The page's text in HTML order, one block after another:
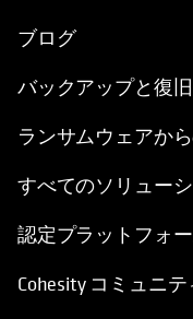
ブログ
バックアップと復旧
ランサムウェアか
すべてのソリュー
認定プラットフォ
Cohesity コミュニテ